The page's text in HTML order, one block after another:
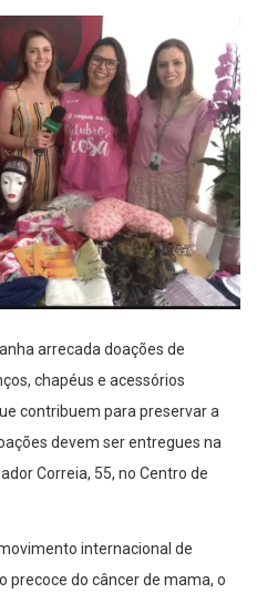
arrecada doações de
chapéus e acessórios
contribuem para preservar a
devem ser entregues na
Correia, 55, no Centro de
internacional de
precoce do câncer de mama, o